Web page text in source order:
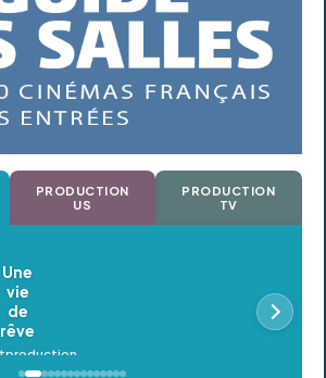
PRODUCTION
US
PRODUCTION
TV